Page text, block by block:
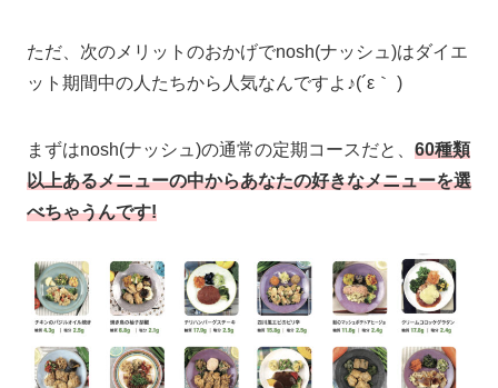
ただ、次のメリットのおかげでnosh(ナッシュ)はダイエ
ット期間中の人たちから人気なんですよ♪(´ε｀ )
まずはnosh(ナッシュ)の通常の定期コースだと、 60種類
以上あるメニューの中からあなたの好きなメニューを選
べちゃうんです!